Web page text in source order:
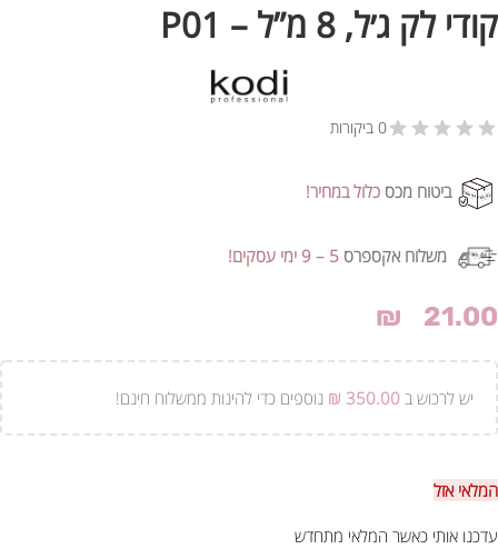
קודי לק ג׳ל, 8 מ”ל – P01
0 ביקורות
ביטוח מכס כלול במחיר!
משלוח אקספרס 5 – 9 ימי עסקים!
₪ 21.00
יש לרכוש ב ₪ 350.00 נוספים כדי להינות ממשלוח חינם!
המלאי אזל
עדכנו אותי כאשר המלאי מתחדש